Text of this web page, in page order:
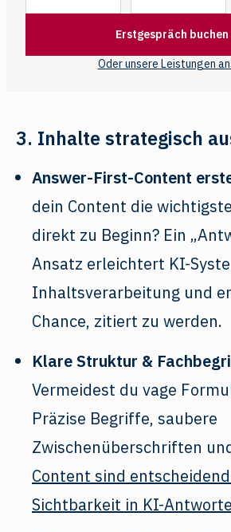
Erstgespräch
Oder unsere Leistungen
3. Inhalte strategisch
Answer-First-Content
dein Content die
direkt zu Beginn? Ein
Ansatz erleichtert KI-
Inhaltsverarbeitung und
Chance, zitiert zu werden.
Klare Struktur &
Vermeidest du vage
Präzise Begriffe, saubere
Zwischenüberschriften
Content sind
Sichtbarkeit in KI-